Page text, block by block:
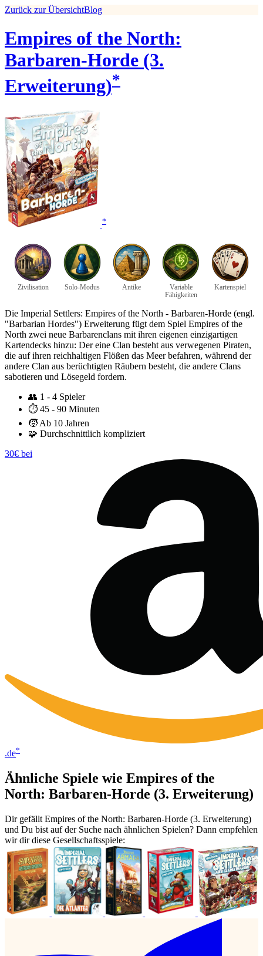
Zurück zur ÜbersichtBlog
Empires of the North:
Barbaren-Horde (3.
Erweiterung)*
*
Zivilisation Solo-Modus Antike
Variable
Fähigkeiten
Kartenspiel
Die Imperial Settlers: Empires of the North - Barbaren-Horde (engl.
"Barbarian Hordes") Erweiterung fügt dem Spiel Empires of the
North zwei neue Barbarenclans mit ihren eigenen einzigartigen
Kartendecks hinzu: Der eine Clan besteht aus verwegenen Piraten,
die auf ihren reichhaltigen Flößen das Meer befahren, während der
andere Clan aus berüchtigten Räubern besteht, die andere Clans
sabotieren und Lösegeld fordern.
👥 1 - 4 Spieler
⏱️ 45 - 90 Minuten
🧒 Ab 10 Jahren
🧩 Durchschnittlich kompliziert
30€ bei
.de*
Ähnliche Spiele wie Empires of the
North: Barbaren-Horde (3. Erweiterung)
Dir gefällt Empires of the North: Barbaren-Horde (3. Erweiterung)
und Du bist auf der Suche nach ähnlichen Spielen? Dann empfehlen
wir dir diese Gesellschaftsspiele: